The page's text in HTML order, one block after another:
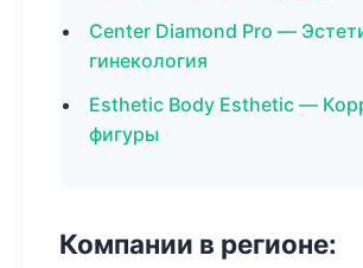
Center Diamond Pro —
гинекология
Esthetic Body Esthetic —
фигуры
Компании в регионе: